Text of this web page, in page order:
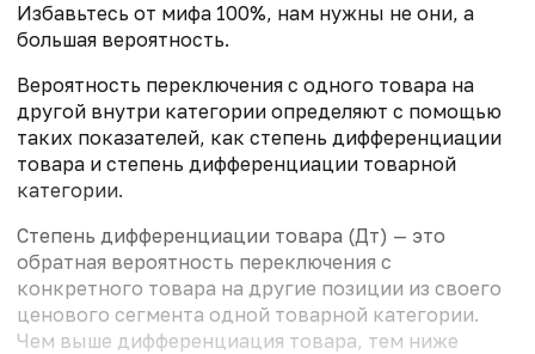
Избавьтесь от мифа 100%, нам нужны не они, а
большая вероятность.
Вероятность переключения с одного товара на
другой внутри категории определяют с помощью
таких показателей, как степень дифференциации
товара и степень дифференциации товарной
категории.
Степень дифференциации товара (Дт) — это
обратная вероятность переключения с
конкретного товара на другие позиции из своего
ценового сегмента одной товарной категории.
Чем выше дифференциация товара, тем ниже